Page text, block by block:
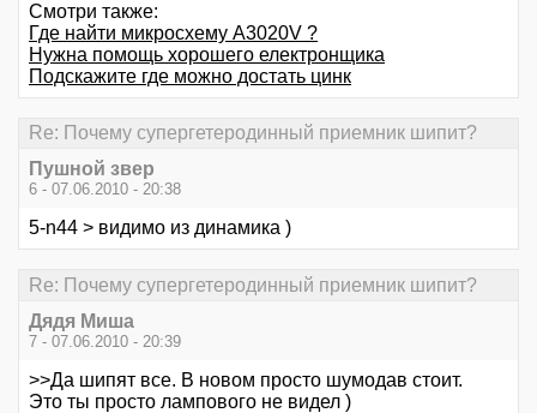
Смотри также:
Где найти микросхему A3020V ?
Нужна помощь хорошего електронщика
Подскажите где можно достать цинк
Re: Почему супергетеродинный приемник шипит?
Пушной звер
6 - 07.06.2010 - 20:38
5-n44 > видимо из динамика )
Re: Почему супергетеродинный приемник шипит?
Дядя Миша
7 - 07.06.2010 - 20:39
>>Да шипят все. В новом просто шумодав стоит.
Это ты просто лампового не видел )